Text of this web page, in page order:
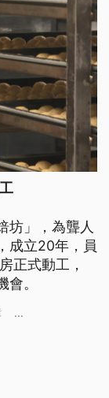
坊」，為聾人
成立20年，員
正式動工，
。
...